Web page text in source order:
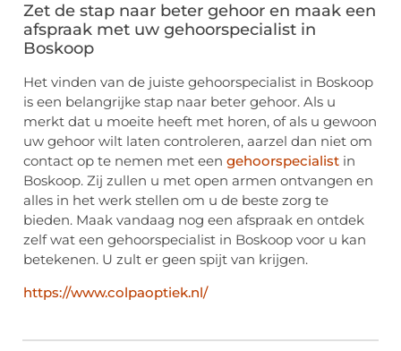
Zet de stap naar beter gehoor en maak een
afspraak met uw gehoorspecialist in
Boskoop
Het vinden van de juiste gehoorspecialist in Boskoop
is een belangrijke stap naar beter gehoor. Als u
merkt dat u moeite heeft met horen, of als u gewoon
uw gehoor wilt laten controleren, aarzel dan niet om
contact op te nemen met een gehoorspecialist in
Boskoop. Zij zullen u met open armen ontvangen en
alles in het werk stellen om u de beste zorg te
bieden. Maak vandaag nog een afspraak en ontdek
zelf wat een gehoorspecialist in Boskoop voor u kan
betekenen. U zult er geen spijt van krijgen.
https://www.colpaoptiek.nl/